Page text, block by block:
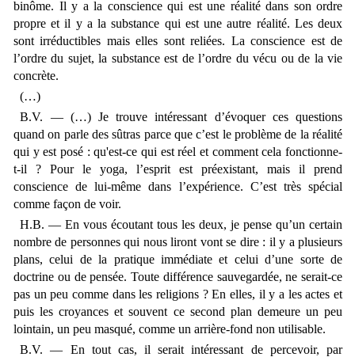
binôme. Il y a la conscience qui est une réalité dans son ordre
propre et il y a la substance qui est une autre réalité. Les deux
sont irréductibles mais elles sont reliées. La conscience est de
l’ordre du sujet, la substance est de l’ordre du vécu ou de la vie
concrète.
(…)
B.V. — (…) Je trouve intéressant d’évoquer ces questions
quand on parle des sûtras parce que c’est le problème de la réalité
qui y est posé : qu'est-ce qui est réel et comment cela fonctionne-
t-il ? Pour le yoga, l’esprit est préexistant, mais il prend
conscience de lui-même dans l’expérience. C’est très spécial
comme façon de voir.
H.B. — En vous écoutant tous les deux, je pense qu’un certain
nombre de personnes qui nous liront vont se dire : il y a plusieurs
plans, celui de la pratique immédiate et celui d’une sorte de
doctrine ou de pensée. Toute différence sauvegardée, ne serait-ce
pas un peu comme dans les religions ? En elles, il y a les actes et
puis les croyances et souvent ce second plan demeure un peu
lointain, un peu masqué, comme un arrière-fond non utilisable.
B.V. — En tout cas, il serait intéressant de percevoir, par